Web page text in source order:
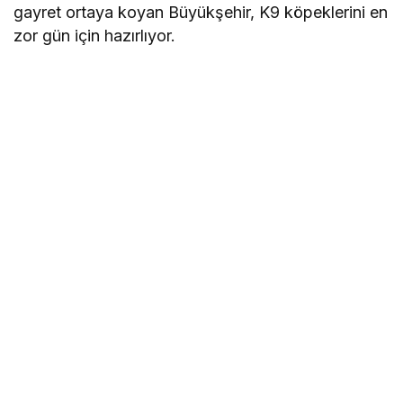
gayret ortaya koyan Büyükşehir, K9 köpeklerini en
zor gün için hazırlıyor.